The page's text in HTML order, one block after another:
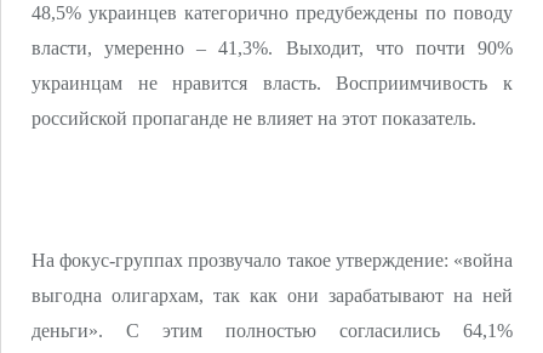
48,5% украинцев категорично предубеждены по поводу
власти, умеренно – 41,3%. Выходит, что почти 90%
украинцам не нравится власть. Восприимчивость к
российской пропаганде не влияет на этот показатель.
На фокус-группах прозвучало такое утверждение: «война
выгодна олигархам, так как они зарабатывают на ней
деньги». С этим полностью согласились 64,1%